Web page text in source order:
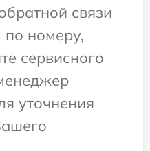
связи
по номеру,
сервисного
уточнения